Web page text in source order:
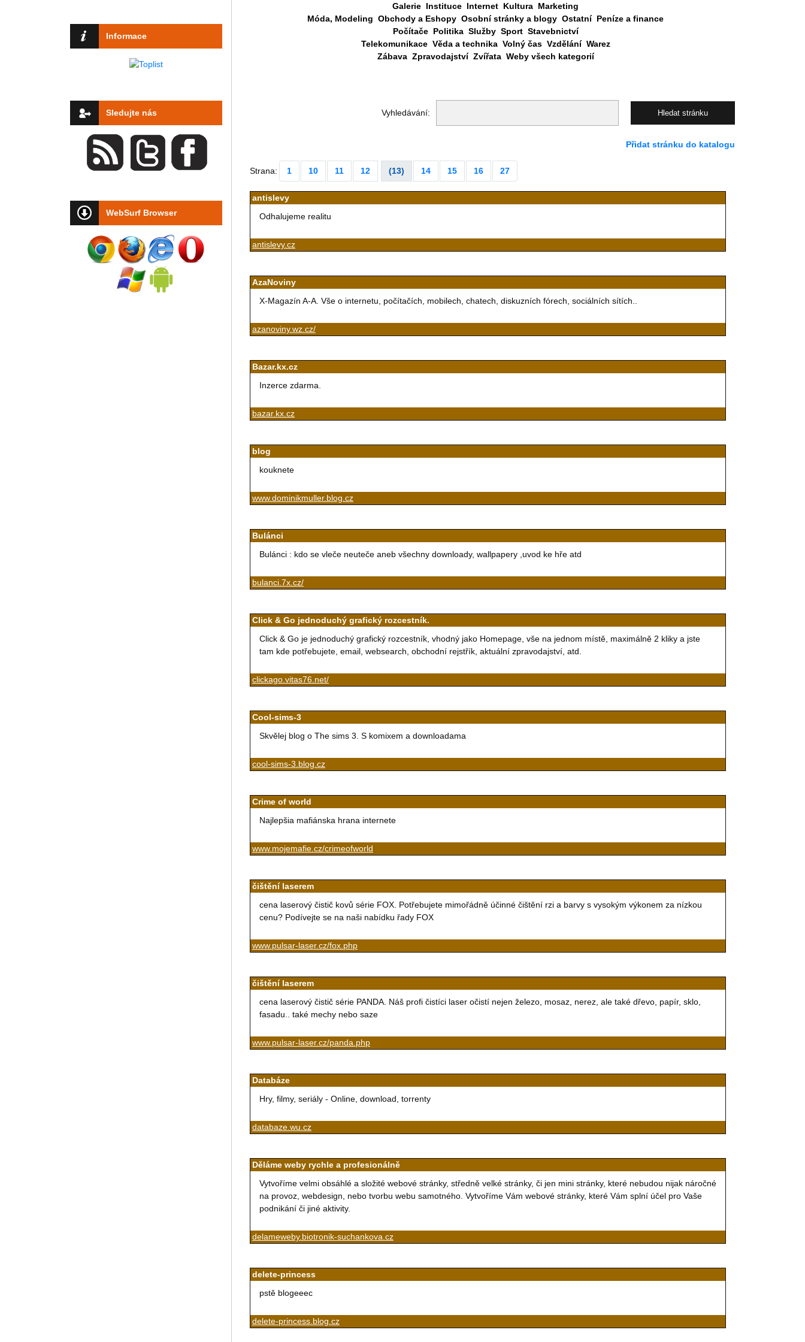
Informace
Sledujte nás
WebSurf Browser
Galerie Instituce Internet Kultura Marketing
Móda, Modeling Obchody a Eshopy Osobní stránky a blogy Ostatní Peníze a finance
Počítače Politika Služby Sport Stavebnictví
Telekomunikace Věda a technika Volný čas Vzdělání Warez
Zábava Zpravodajství Zvířata Weby všech kategorií
Vyhledávání:
Přidat stránku do katalogu
Strana: 1 10 11 12 (13) 14 15 16 27
antislevy
Odhalujeme realitu
antislevy.cz
AzaNoviny
X-Magazín A-A. Vše o internetu, počítačích, mobilech, chatech, diskuzních fórech, sociálních sítích..
azanoviny.wz.cz/
Bazar.kx.cz
Inzerce zdarma.
bazar.kx.cz
blog
kouknete
www.dominikmuller.blog.cz
Bulánci
Bulánci : kdo se vleče neuteče aneb všechny downloady, wallpapery ,uvod ke hře atd
bulanci.7x.cz/
Click & Go jednoduchý grafický rozcestník.
Click & Go je jednoduchý grafický rozcestník, vhodný jako Homepage, vše na jednom místě, maximálně 2 kliky a jste
tam kde potřebujete, email, websearch, obchodní rejstřík, aktuální zpravodajství, atd.
clickago.vitas76.net/
Cool-sims-3
Skvělej blog o The sims 3. S komixem a downloadama
cool-sims-3.blog.cz
Crime of world
Najlepšia mafiánska hrana internete
www.mojemafie.cz/crimeofworld
čištění laserem
cena laserový čistič kovů série FOX. Potřebujete mimořádně účinné čištění rzi a barvy s vysokým výkonem za nízkou
cenu? Podívejte se na naši nabídku řady FOX
www.pulsar-laser.cz/fox.php
čištění laserem
cena laserový čistič série PANDA. Náš profi čistíci laser očistí nejen železo, mosaz, nerez, ale také dřevo, papír, sklo,
fasadu.. také mechy nebo saze
www.pulsar-laser.cz/panda.php
Databáze
Hry, filmy, seriály - Online, download, torrenty
databaze.wu.cz
Děláme weby rychle a profesionálně
Vytvoříme velmi obsáhlé a složité webové stránky, středně velké stránky, či jen mini stránky, které nebudou nijak náročné
na provoz, webdesign, nebo tvorbu webu samotného. Vytvoříme Vám webové stránky, které Vám splní účel pro Vaše
podnikání či jiné aktivity.
delameweby.biotronik-suchankova.cz
delete-princess
pstě blogeeec
delete-princess.blog.cz